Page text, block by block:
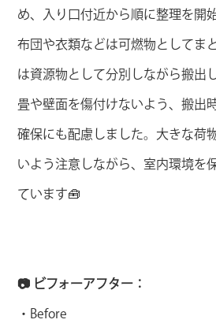
め、入り口付近から順に整理を開
布団や衣類などは可燃物としてま
は資源物として分別しながら搬出
畳や壁面を傷付けないよう、搬出
確保にも配慮しました。大きな荷
いよう注意しながら、室内環境を
ています🧰
📷 ビフォーアフター：
・Before